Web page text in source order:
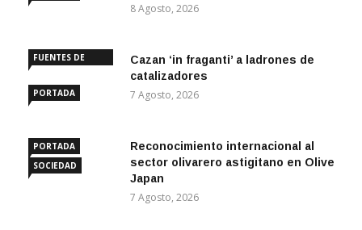
8 Agosto, 2026
FUENTES DE
PORTADA
Cazan ‘in fraganti’ a ladrones de
catalizadores
7 Agosto, 2026
PORTADA
SOCIEDAD
Reconocimiento internacional al
sector olivarero astigitano en Olive
Japan
7 Agosto, 2026